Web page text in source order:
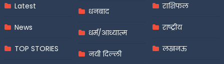
Latest
News
TOP STORIES
धनबाद
धर्म/आध्यात्म
नयी दिल्ली
राशिफल
राष्ट्रीय
लखनऊ